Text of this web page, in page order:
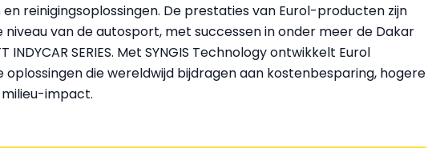
reinigingsoplossingen. De prestaties van Eurol-producten zijn
van de autosport, met successen in onder meer de Dakar
INDYCAR SERIES. Met SYNGIS Technology ontwikkelt Eurol
oplossingen die wereldwijd bijdragen aan kostenbesparing, hogere
impact.